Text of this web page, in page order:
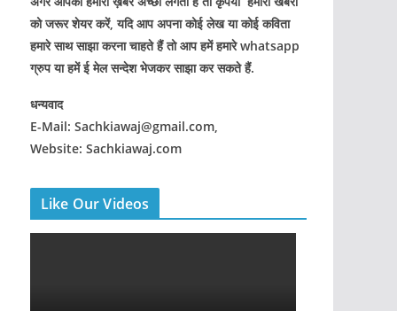
को जरूर शेयर करें, यदि आप अपना कोई लेख या कोई कविता
हमारे साथ साझा करना चाहते हैं तो आप हमें हमारे whatsapp
ग्रुप या हमें ई मेल सन्देश भेजकर साझा कर सकते हैं.
धन्यवाद
E-Mail: Sachkiawaj@gmail.com,
Website: Sachkiawaj.com
Like Our Videos